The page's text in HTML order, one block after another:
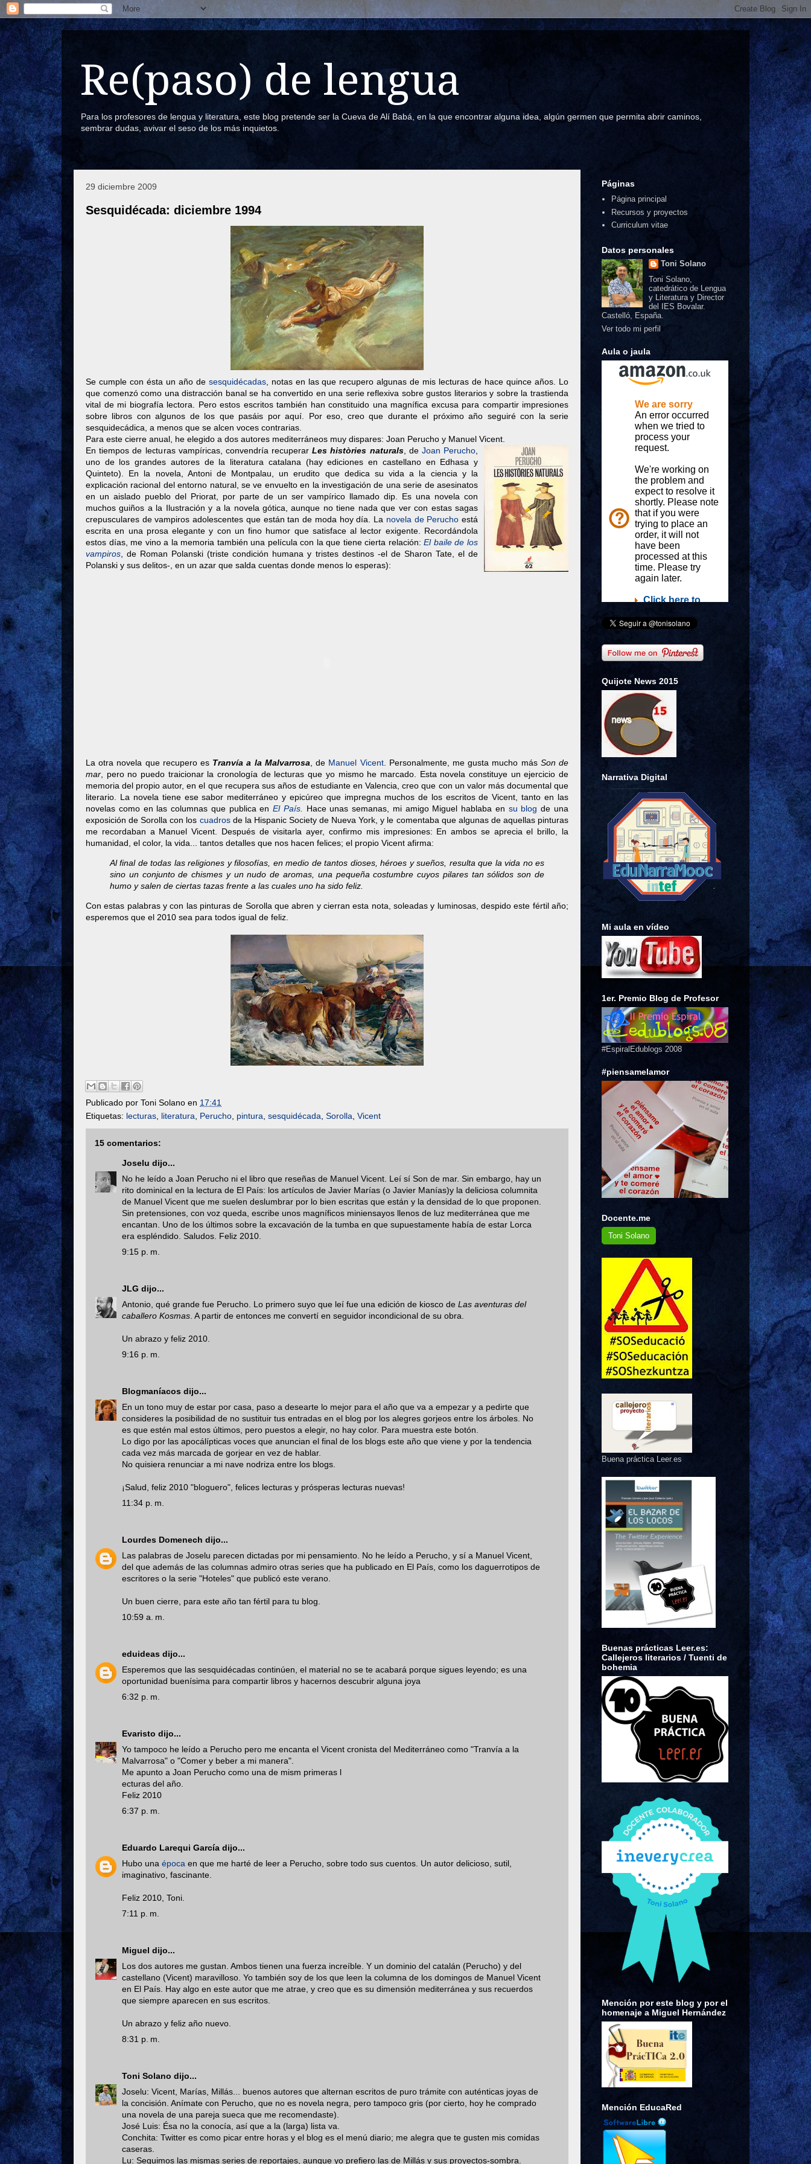
Re(paso) de lengua
Para los profesores de lengua y literatura, este blog pretende ser la Cueva de Alí Babá, en la que encontrar alguna idea, algún germen que permita abrir caminos,
sembrar dudas, avivar el seso de los más inquietos.
29 diciembre 2009
Sesquidécada: diciembre 1994
Se cumple con ésta un año de sesquidécadas, notas en las que recupero algunas de mis lecturas de hace quince años. Lo
que comenzó como una distracción banal se ha convertido en una serie reflexiva sobre gustos literarios y sobre la trastienda
vital de mi biografía lectora. Pero estos escritos también han constituido una magnífica excusa para compartir impresiones
sobre libros con algunos de los que pasáis por aquí. Por eso, creo que durante el próximo año seguiré con la serie
sesquidecádica, a menos que se alcen voces contrarias.
Para este cierre anual, he elegido a dos autores mediterráneos muy dispares: Joan Perucho y Manuel Vicent.
En tiempos de lecturas vampíricas, convendría recuperarLes històries naturals, de Joan Perucho
uno de los grandes autores de la literatura catalana (hay ediciones en castellano en Edhasa y
Quinteto). En la novela, Antoni de Montpalau, un erudito que dedica su vida a la ciencia y la
explicación racional del entorno natural, se ve envuelto en la investigación de una serie de asesinatos
en un aislado pueblo del Priorat, por parte de un ser vampírico llamado dip. Es una novela con
muchos guiños a la Ilustración y a la novela gótica, aunque no tiene nada que ver con estas sagas
crepusculares de vampiros adolescentes que están tan de moda hoy día. La novela de Perucho está
escrita en una prosa elegante y con un fino humor que satisface al lector exigente. Recordándola
estos días, me vino a la memoria también una película con la que tiene cierta relación:El baile de los
vampiros , de Roman Polanski (triste condición humana y tristes destinos -el de Sharon Tate, el de
Polanski y sus delitos-, en un azar que salda cuentas donde menos lo esperas):
La otra novela que recupero es Tranvía a la Malvarrosa , de Manuel Vicent. Personalmente, me gusta mucho más Son de
mar , pero no puedo traicionar la cronología de lecturas que yo mismo he marcado. Esta novela constituye un ejercicio de
memoria del propio autor, en el que recupera sus años de estudiante en Valencia, creo que con un valor más documental que
literario. La novela tiene ese sabor mediterráneo y epicúreo que impregna muchos de los escritos de Vicent, tanto en las
novelas como en las columnas que publica enEl País. Hace unas semanas, mi amigo Miguel hablaba en su blog de una
exposición de Sorolla con los cuadrosde la Hispanic Society de Nueva York, y le comentaba que algunas de aquellas pinturas
me recordaban a Manuel Vicent. Después de visitarla ayer, confirmo mis impresiones: En ambos se aprecia el brillo, la
humanidad, el color, la vida... tantos detalles que nos hacen felices; el propio Vicent afirma:
Al final de todas las religiones y filosofías, en medio de tantos dioses, héroes y sueños, resulta que la vida no es
sino un conjunto de chismes y un nudo de aromas, una pequeña costumbre cuyos pilares tan sólidos son de
humo y salen de ciertas tazas frente a las cuales uno ha sido feliz.
Con estas palabras y con las pinturas de Sorolla que abren y cierran esta nota, soleadas y luminosas, despido este fértil año;
esperemos que el 2010 sea para todos igual de feliz.
Publicado por Toni Solano en 17:41
Etiquetas: lecturas literatura Perucho pintura sesquidécada Sorolla Vicent
15 comentarios:
Joselu dijo...
No he leído a Joan Perucho ni el libro que reseñas de Manuel Vicent. Leí sí Son de mar. Sin embargo, hay un
rito dominical en la lectura de El País: los artículos de Javier Marías (o Javier Manías)y la deliciosa columnita
de Manuel Vicent que me suelen deslumbrar por lo bien escritas que están y la densidad de lo que proponen.
Sin pretensiones, con voz queda, escribe unos magníficos miniensayos llenos de luz mediterránea que me
encantan. Uno de los últimos sobre la excavación de la tumba en que supuestamente había de estar Lorca
era espléndido. Saludos. Feliz 2010.
9:15 p. m.
JLG dijo...
Antonio, qué grande fue Perucho. Lo primero suyo que leí fue una edición de kiosco de Las aventuras del
caballero Kosmas . A partir de entonces me convertí en seguidor incondicional de su obra.
Un abrazo y feliz 2010.
9:16 p. m.
Blogmaníacos dijo...
En un tono muy de estar por casa, paso a desearte lo mejor para el año que va a empezar y a pedirte que
consideres la posibilidad de no sustituir tus entradas en el blog por los alegres gorjeos entre los árboles. No
es que estén mal estos últimos, pero puestos a elegir, no hay color. Para muestra este botón.
Lo digo por las apocálípticas voces que anuncian el final de los blogs este año que viene y por la tendencia
cada vez más marcada de gorjear en vez de hablar.
No quisiera renunciar a mi nave nodriza entre los blogs.
¡Salud, feliz 2010 "bloguero", felices lecturas y prósperas lecturas nuevas!
11:34 p. m.
Lourdes Domenech dijo...
Las palabras de Joselu parecen dictadas por mi pensamiento. No he leído a Perucho, y sí a Manuel Vicent,
del que además de las columnas admiro otras series que ha publicado en El País, como los daguerrotipos de
escritores o la serie "Hoteles" que publicó este verano.
Un buen cierre, para este año tan fértil para tu blog.
10:59 a. m.
eduideas dijo...
Esperemos que las sesquidécadas continúen, el material no se te acabará porque sigues leyendo; es una
oportunidad buenísima para compartir libros y hacernos descubrir alguna joya
6:32 p. m.
Evaristo dijo...
Yo tampoco he leído a Perucho pero me encanta el Vicent cronista del Mediterráneo como "Tranvía a la
Malvarrosa" o "Comer y beber a mi manera".
Me apunto a Joan Perucho como una de mism primeras l
ecturas del año.
Feliz 2010
6:37 p. m.
Eduardo Larequi García dijo...
Hubo una época en que me harté de leer a Perucho, sobre todo sus cuentos. Un autor delicioso, sutil,
imaginativo, fascinante.
Feliz 2010, Toni.
7:11 p. m.
Miguel dijo...
Los dos autores me gustan. Ambos tienen una fuerza increíble. Y un dominio del catalán (Perucho) y del
castellano (Vicent) maravilloso. Yo también soy de los que leen la columna de los domingos de Manuel Vicent
en El País. Hay algo en este autor que me atrae, y creo que es su dimensión mediterránea y sus recuerdos
que siempre aparecen en sus escritos.
Un abrazo y feliz año nuevo.
8:31 p. m.
Toni Solano dijo...
Joselu: Vicent, Marías, Millás... buenos autores que alternan escritos de puro trámite con auténticas joyas de
la concisión. Anímate con Perucho, que no es novela negra, pero tampoco gris (por cierto, hoy he comprado
una novela de una pareja sueca que me recomendaste).
José Luis: Ésa no la conocía, así que a la (larga) lista va.
Conchita: Twitter es como picar entre horas y el blog es el menú diario; me alegra que te gusten mis comidas
caseras.
Lu: Seguimos las mismas series de reportajes, aunque yo prefiero las de Millás y sus proyectos-sombra.
Páginas
Página principal
Recursos y proyectos
Curriculum vitae
Datos personales
Toni Solano
Toni Solano,
catedrático de Lengua
y Literatura y Director
del IES Bovalar.
Castelló, España.
Ver todo mi perfil
Aula o jaula
Quijote News 2015
Narrativa Digital
Mi aula en vídeo
1er. Premio Blog de Profesor
#EspiralEdublogs 2008
#piensamelamor
Docente.me
Toni Solano
Buena práctica Leer.es
Buenas prácticas Leer.es:
Callejeros literarios / Tuenti de
bohemia
Mención por este blog y por el
homenaje a Miguel Hernández
Mención EducaRed